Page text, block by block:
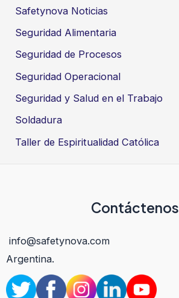
Safetynova Noticias
Seguridad Alimentaria
Seguridad de Procesos
Seguridad Operacional
Seguridad y Salud en el Trabajo
Soldadura
Taller de Espiritualidad Católica
Contáctenos
info@safetynova.com
Argentina.